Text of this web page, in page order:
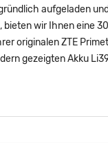
aufgeladen
bieten wir Ihnen eine
originalen ZTE
gezeigten Akku